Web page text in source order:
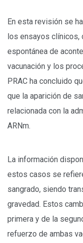
En esta revisión se
los ensayos clínicos,
espontánea de
vacunación y los
PRAC ha concluido
que la aparición de
relacionada con la
ARNm.
La información
estos casos se
sangrado, siendo
gravedad. Estos
primera y de la
refuerzo de ambas